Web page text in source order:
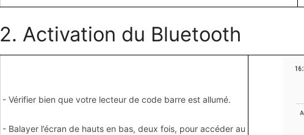
2. Activation du Bluetooth
- Vérifier bien que votre lecteur de code barre est allumé.
- Balayer l’écran de hauts en bas, deux fois, pour accéder au